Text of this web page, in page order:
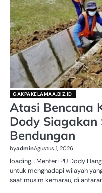
GAKPAKELAMAA.BIZ.ID
Atasi Bencana
Dody Siagakan
Bendungan
byadminAgustus 1, 2026
loading… Menteri PU Dody
untuk menghadapi wilayah
saat musim kemarau, di